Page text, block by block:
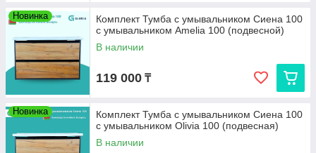
Новинка
Комплект Тумба с умывальником Сиена 100
с умывальником Amelia 100 (подвесной)
В наличии
119 000 ₸
Новинка
Комплект Тумба с умывальником Сиена 100
с умывальником Olivia 100 (подвесная)
В наличии